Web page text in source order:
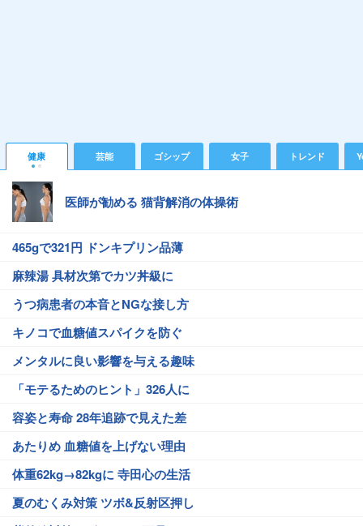
健康 芸能 ゴシップ 女子 トレンド
医師が勧める 猫背解消の体操術
465gで321円 ドンキプリン品薄
麻辣湯 具材次第でカツ丼級に
うつ病患者の本音とNGな接し方
キノコで血糖値スパイクを防ぐ
メンタルに良い影響を与える趣味
「モテるためのヒント」326人に
容姿と寿命 28年追跡で見えた差
あたりめ 血糖値を上げない理由
体重62kg→82kgに 寺田心の生活
夏のむくみ対策 ツボ&反射区押し